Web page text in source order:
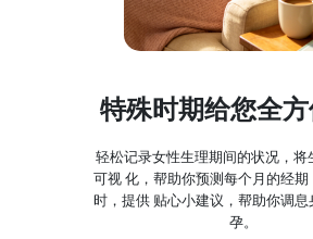
特殊时期给您全
轻松记录女性生理期间的状况，将
可视 化，帮助你预测每个月的经期
时，提供 贴心小建议，帮助你调息
孕。